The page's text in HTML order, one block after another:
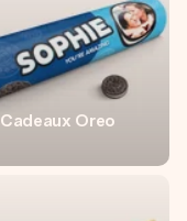
Cadeaux Oreo